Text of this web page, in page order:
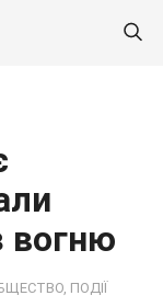
вогню
ПОДІЇ